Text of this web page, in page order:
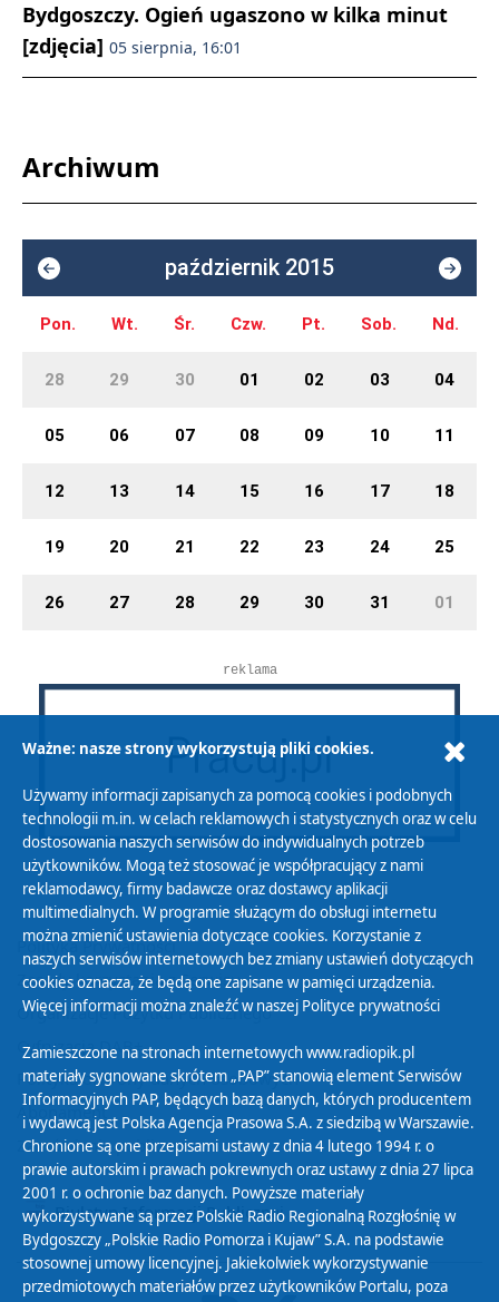
Bydgoszczy. Ogień ugaszono w kilka minut
[zdjęcia] 05 sierpnia, 16:01
Archiwum
październik 2015
Pon. Wt. Śr. Czw. Pt. Sob. Nd.
28 29 30 01 02 03 04
05 06 07 08 09 10 11
12 13 14 15 16 17 18
19 20 21 22 23 24 25
26 27 28 29 30 31 01
reklama
Polityka Prywatności
Zasady korzystania z Serwisu
Organizacje Pożytku Publicznego
Cyfryzacja DAB+
Polityka ochrony danych osobowych
Abonament
Zamówienia publiczne
Biuletyn Informacji Publicznej
Ważne: nasze strony wykorzystują pliki cookies.
Używamy informacji zapisanych za pomocą cookies i podobnych
technologii m.in. w celach reklamowych i statystycznych oraz w celu
dostosowania naszych serwisów do indywidualnych potrzeb
użytkowników. Mogą też stosować je współpracujący z nami
reklamodawcy, firmy badawcze oraz dostawcy aplikacji
multimedialnych. W programie służącym do obsługi internetu
można zmienić ustawienia dotyczące cookies. Korzystanie z
naszych serwisów internetowych bez zmiany ustawień dotyczących
cookies oznacza, że będą one zapisane w pamięci urządzenia.
Więcej informacji można znaleźć w naszej Polityce prywatności
Zamieszczone na stronach internetowych www.radiopik.pl
materiały sygnowane skrótem „PAP” stanowią element Serwisów
Informacyjnych PAP, będących bazą danych, których producentem
i wydawcą jest Polska Agencja Prasowa S.A. z siedzibą w Warszawie.
Chronione są one przepisami ustawy z dnia 4 lutego 1994 r. o
prawie autorskim i prawach pokrewnych oraz ustawy z dnia 27 lipca
2001 r. o ochronie baz danych. Powyższe materiały
wykorzystywane są przez Polskie Radio Regionalną Rozgłośnię w
Bydgoszczy „Polskie Radio Pomorza i Kujaw” S.A. na podstawie
stosownej umowy licencyjnej. Jakiekolwiek wykorzystywanie
przedmiotowych materiałów przez użytkowników Portalu, poza